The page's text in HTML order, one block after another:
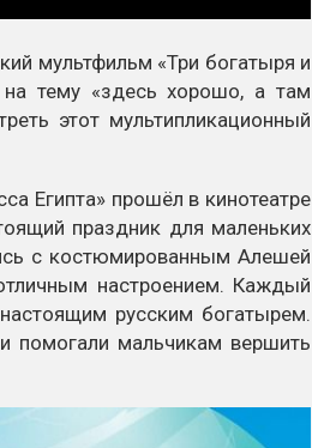
мультфильм «Три богатыря и
на тему «здесь хорошо, а там
этот мультипликационный
Египта» прошёл в кинотеатре
праздник для маленьких
с костюмированным Алешей
настроением. Каждый
русским богатырем.
помогали мальчикам вершить